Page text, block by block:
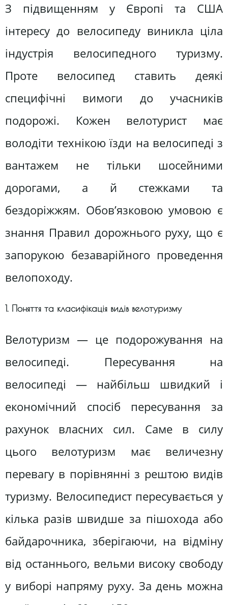
З підвищенням у Європі та США
інтересу до велосипеду виникла ціла
індустрія велосипедного туризму.
Проте велосипед ставить деякі
специфічні вимоги до учасників
подорожі. Кожен велотурист має
володіти технікою їзди на велосипеді з
вантажем не тільки шосейними
дорогами, а й стежками та
бездоріжжям. Обов’язковою умовою є
знання Правил дорожнього руху, що є
запорукою безаварійного проведення
велопоходу.
1. Поняття та класифікація видів велотуризму
Велотуризм — це подорожування на
велосипеді. Пересування на
велосипеді — найбільш швидкий і
економічний спосіб пересування за
рахунок власних сил. Саме в силу
цього велотуризм має величезну
перевагу в порівнянні з рештою видів
туризму. Велосипедист пересувається у
кілька разів швидше за пішохода або
байдарочника, зберігаючи, на відміну
від останнього, вельми високу свободу
у виборі напряму руху. За день можна